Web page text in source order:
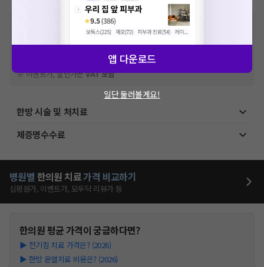
비급여 항목의 경우,추가비용 등으로 실제 가격과 상이할 수 있으니, 정확
한 가격은 해당 의료기관에 직접 문의해주세요.
※급여 항목의 경우,건강보험심사평가원에 고지되어 있는 급여 진료 기준 가
격입니다. (진료와 연관된 복합적인 비용이 추가되어, 병원마다 금액이 다르게
산정될 수 있는 점 참고 바랍니다.)
※ 이벤트가, 할인가는VAT 포함
한방 시술 및 처치료
제증명수수료
병원별 한의원 치료가격 비교하기
심평원가, 이벤트가, 모두닥 리뷰가 등
한의원평균 가격이 궁금하다면?
▶ 전기침 치료 가격은? (2026)
▶ 한방 온열치료 비용은? (2026)
앱 다운로드
일단 둘러볼게요!